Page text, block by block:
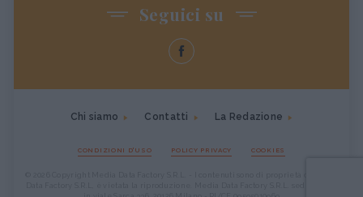
Seguici su
Chi siamo Contatti La Redazione
CONDIZIONI D'USO POLICY PRIVACY COOKIES